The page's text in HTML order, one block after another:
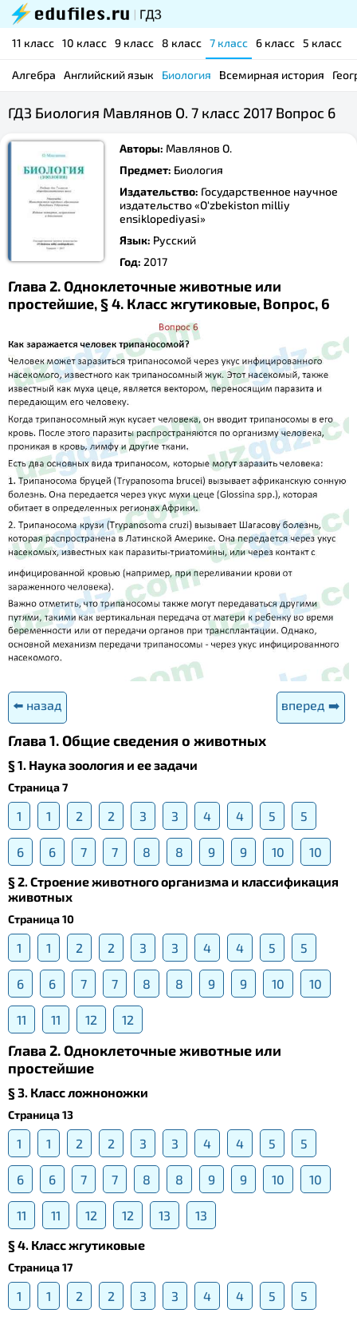
11 класс 10 класс 9 класс 8 класс 7 класс 6 класс 5 класс
Алгебра Английский язык Биология Всемирная история
ГДЗ Биология Мавлянов О. 7 класс 2017 Вопрос 6
Авторы: Мавлянов О.
Предмет: Биология
Издательство: Государственное научное
издательство «O‘zbekiston milliy
ensiklopediyasi»
Язык: Русский
Год: 2017
Глава 2. Одноклеточные животные или
простейшие, § 4. Класс жгутиковые, Вопрос, 6
⬅️ назад вперед ➡️
Глава 1. Общие сведения о животных
§ 1. Наука зоология и ее задачи
Страница 7
1 1 2 2 3 3 4 4 5 5
6 6 7 7 8 8 9 9 10
10
§ 2. Строение животного организма и классификация
животных
Страница 10
1 1 2 2 3 3 4 4 5 5
6 6 7 7 8 8 9 9 10 10
11 11 12 12
Глава 2. Одноклеточные животные или
простейшие
§ 3. Класс ложноножки
Страница 13
1 1 2 2 3 3 4 4 5 5
6 6 7 7 8 8 9 9 10 10
11 11 12 12 13
13
§ 4. Класс жгутиковые
Страница 17
1 1 2 2 3 3 4 4 5 5